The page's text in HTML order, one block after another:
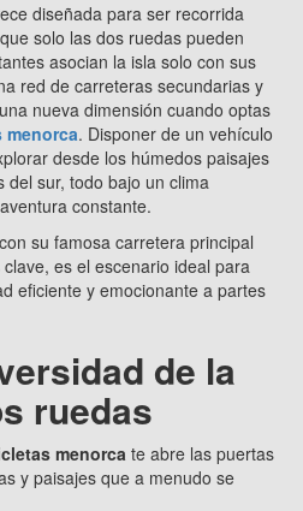
diseñada para ser recorrida
solo las dos ruedas pueden
asocian la isla solo con sus
red de carreteras secundarias y
nueva dimensión cuando optas
. Disponer de un vehículo
desde los húmedos paisajes
del sur, todo bajo un clima
constante.
su famosa carretera principal
es el escenario ideal para
eficiente y emocionante a partes
de la
ruedas
menorca te abre las puertas
y paisajes que a menudo se